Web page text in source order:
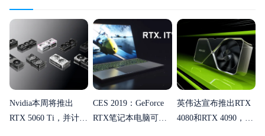
Nvidia本周将推出
RTX 5060 Ti，并计划
CES 2019：GeForce
RTX笔记本电脑可以
英伟达宣布推出RTX
4080和RTX 4090，具